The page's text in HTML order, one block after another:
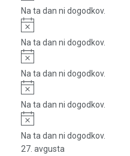
Na ta dan ni dogodkov.
Notice
Na ta dan ni dogodkov.
Notice
Na ta dan ni dogodkov.
Notice
Na ta dan ni dogodkov.
Notice
Na ta dan ni dogodkov.
27. avgusta